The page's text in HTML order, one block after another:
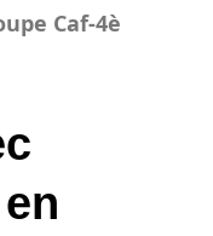
Caf-4è